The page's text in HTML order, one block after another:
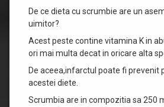
De ce dieta cu scrumbie are un
uimitor?
Acest peste contine vitamina K in
ori mai multa decat in oricare alta
De aceea,infarctul poate fi prevenit
acestei diete.
Scrumbia are in compozitia sa 250